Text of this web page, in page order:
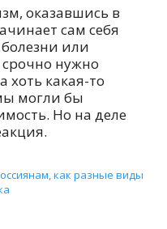
оказавшись в
сам себя
или
нужно
хоть какая-то
могли бы
Но на деле
как разные виды